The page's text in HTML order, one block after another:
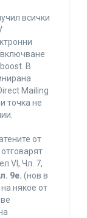
всички
В
Mailing
точка не
от
VI, Чл. 7,
9е. (нов в
някое от